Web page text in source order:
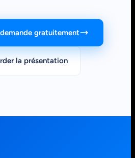
gratuitement
la présentation